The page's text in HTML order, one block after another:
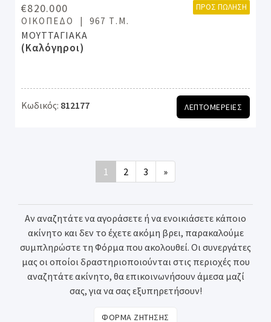
€820.000 ΠΡΟΣ ΠΏΛΗΣΗ
ΟΙΚΌΠΕΔΟ 967 Τ.Μ.
ΜΟΥΤΤΑΓΙΑΚΑ
(Καλόγηροι)
Κωδικός: 812177 ΛΕΠΤΟΜΕΡΕΙΕΣ
1 2 3 »
Αν αναζητάτε να αγοράσετε ή να ενοικιάσετε κάποιο
ακίνητο και δεν το έχετε ακόμη βρει, παρακαλούμε
συμπληρώστε τη Φόρμα που ακολουθεί. Οι συνεργάτες
μας οι οποίοι δραστηριοποιούνται στις περιοχές που
αναζητάτε ακίνητο, θα επικοινωνήσουν άμεσα μαζί
σας, για να σας εξυπηρετήσουν!
ΦΟΡΜΑ ΖΗΤΗΣΗΣ